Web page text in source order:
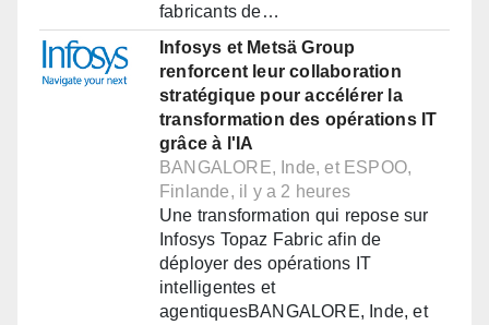
fabricants de…
Infosys et Metsä Group
renforcent leur collaboration
stratégique pour accélérer la
transformation des opérations IT
grâce à l'IA
BANGALORE, Inde, et ESPOO,
Finlande, il y a 2 heures
Une transformation qui repose sur
Infosys Topaz Fabric afin de
déployer des opérations IT
intelligentes et
agentiquesBANGALORE, Inde, et